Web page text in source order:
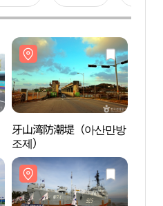
牙山湾防潮堤（아산만방
조제）